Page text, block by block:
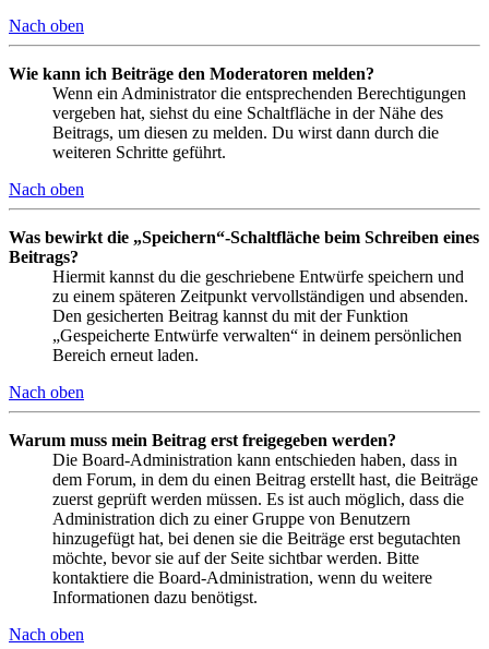
Nach oben
Wie kann ich Beiträge den Moderatoren melden?
Wenn ein Administrator die entsprechenden Berechtigungen
vergeben hat, siehst du eine Schaltfläche in der Nähe des
Beitrags, um diesen zu melden. Du wirst dann durch die
weiteren Schritte geführt.
Nach oben
Was bewirkt die „Speichern“-Schaltfläche beim Schreiben eines
Beitrags?
Hiermit kannst du die geschriebene Entwürfe speichern und
zu einem späteren Zeitpunkt vervollständigen und absenden.
Den gesicherten Beitrag kannst du mit der Funktion
„Gespeicherte Entwürfe verwalten“ in deinem persönlichen
Bereich erneut laden.
Nach oben
Warum muss mein Beitrag erst freigegeben werden?
Die Board-Administration kann entschieden haben, dass in
dem Forum, in dem du einen Beitrag erstellt hast, die Beiträge
zuerst geprüft werden müssen. Es ist auch möglich, dass die
Administration dich zu einer Gruppe von Benutzern
hinzugefügt hat, bei denen sie die Beiträge erst begutachten
möchte, bevor sie auf der Seite sichtbar werden. Bitte
kontaktiere die Board-Administration, wenn du weitere
Informationen dazu benötigst.
Nach oben